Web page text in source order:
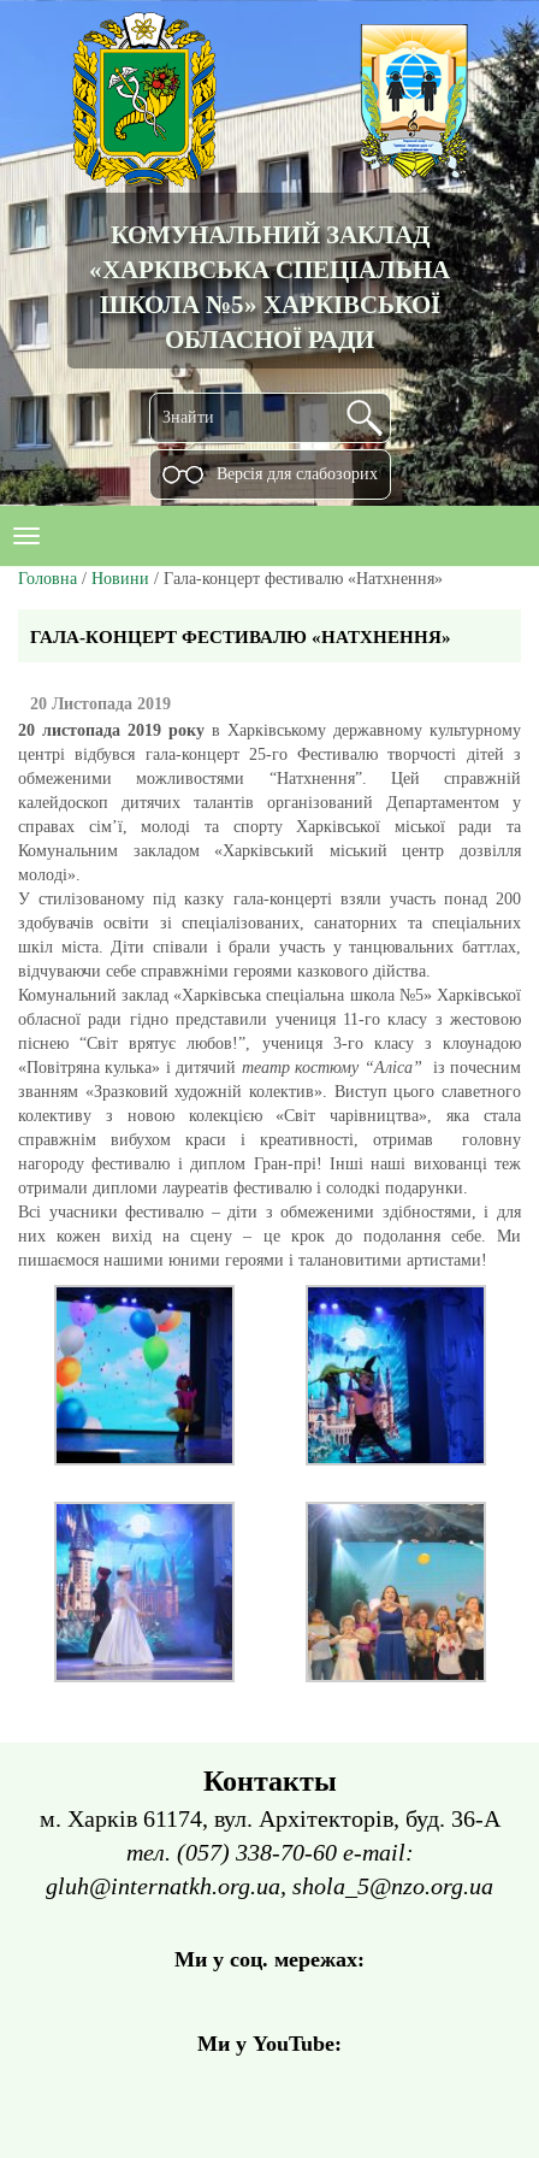
КОМУНАЛЬНИЙ ЗАКЛАД
«ХАРКІВСЬКА СПЕЦІАЛЬНА
ШКОЛА №5» ХАРКІВСЬКОЇ
ОБЛАСНОЇ РАДИ
Версiя для слабозорих
Головна / Новини / Гала-концерт фестивалю «Натхнення»
ГАЛА-КОНЦЕРТ ФЕСТИВАЛЮ «НАТХНЕННЯ»
20 Листопада 2019
20 листопада 2019 року в Харківському державному культурному
центрі відбувся гала-концерт 25-го Фестивалю творчості дітей з
обмеженими можливостями “Натхнення”. Цей справжній
калейдоскоп дитячих талантів організований Департаментом у
справах сім’ї, молоді та спорту Харківської міської ради та
Комунальним закладом «Харківський міський центр дозвілля
молоді».
У стилізованому під казку гала-концерті взяли участь понад 200
здобувачів освіти зі спеціалізованих, санаторних та спеціальних
шкіл міста. Діти співали і брали участь у танцювальних баттлах,
відчуваючи себе справжніми героями казкового дійства.
Комунальний заклад «Харківська спеціальна школа №5» Харківської
обласної ради гідно представили учениця 11-го класу з жестовою
піснею “Світ врятує любов!”, учениця 3-го класу з клоунадою
«Повітряна кулька» і дитячий театр костюму “Аліса” із почесним
званням «Зразковий художній колектив». Виступ цього славетного
колективу з новою колекцією «Світ чарівництва», яка стала
справжнім вибухом краси і креативності, отримав головну
нагороду фестивалю і диплом Гран-прі! Інші наші вихованці теж
отримали дипломи лауреатів фестивалю і солодкі подарунки.
Всі учасники фестивалю – діти з обмеженими здібностями, і для
них кожен вихід на сцену – це крок до подолання себе. Ми
пишаємося нашими юними героями і талановитими артистами!
Контакты
м. Харків 61174, вул. Архітекторів, буд. 36-А
тел. (057) 338-70-60 e-mail:
gluh@internatkh.org.ua, shola_5@nzo.org.ua
Ми у соц. мережах:
Ми у YouTube: